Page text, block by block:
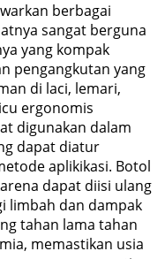
berbagai
sangat berguna
yang kompak
pengangkutan yang
di laci, lemari,
ergonomis
digunakan dalam
dapat diatur
aplikikasi. Botol
dapat diisi ulang
limbah dan dampak
tahan lama tahan
memastikan usia